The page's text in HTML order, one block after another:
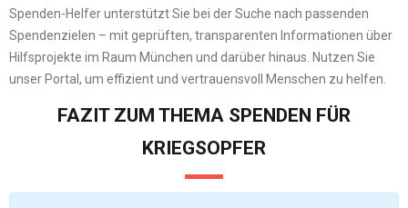
Spenden-Helfer unterstützt Sie bei der Suche nach passenden
Spendenzielen – mit geprüften, transparenten Informationen über
Hilfsprojekte im Raum München und darüber hinaus. Nutzen Sie
unser Portal, um effizient und vertrauensvoll Menschen zu helfen.
FAZIT ZUM THEMA SPENDEN FÜR
KRIEGSOPFER